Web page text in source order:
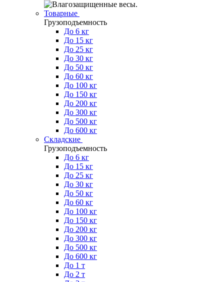
Товарные
Грузоподъемность
До 6 кг
До 15 кг
До 25 кг
До 30 кг
До 50 кг
До 60 кг
До 100 кг
До 150 кг
До 200 кг
До 300 кг
До 500 кг
До 600 кг
Складские
Грузоподъемность
До 6 кг
До 15 кг
До 25 кг
До 30 кг
До 50 кг
До 60 кг
До 100 кг
До 150 кг
До 200 кг
До 300 кг
До 500 кг
До 600 кг
До 1 т
До 2 т